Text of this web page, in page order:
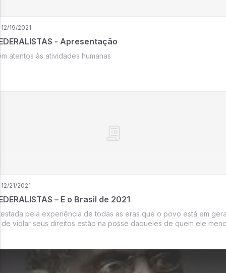
12/19/2021
- Apresentação
atentos às atividades humanas
12/21/2021
– E o Brasil de 2021
pela experiência de todas as eras que o povo está em
violar seus direitos estão na posse daqueles de quem ele